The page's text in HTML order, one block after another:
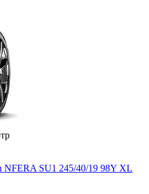
NFERA SU1 245/40/19 98Y XL